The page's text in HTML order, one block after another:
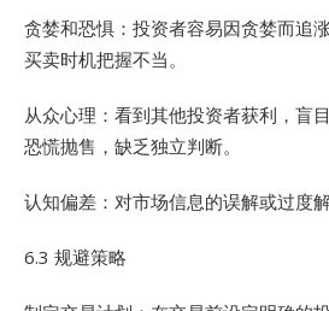
贪婪和恐惧：投资者容易因贪婪而追
买卖时机把握不当。
从众心理：看到其他投资者获利，盲
恐慌抛售，缺乏独立判断。
认知偏差：对市场信息的误解或过度
6.3 规避策略